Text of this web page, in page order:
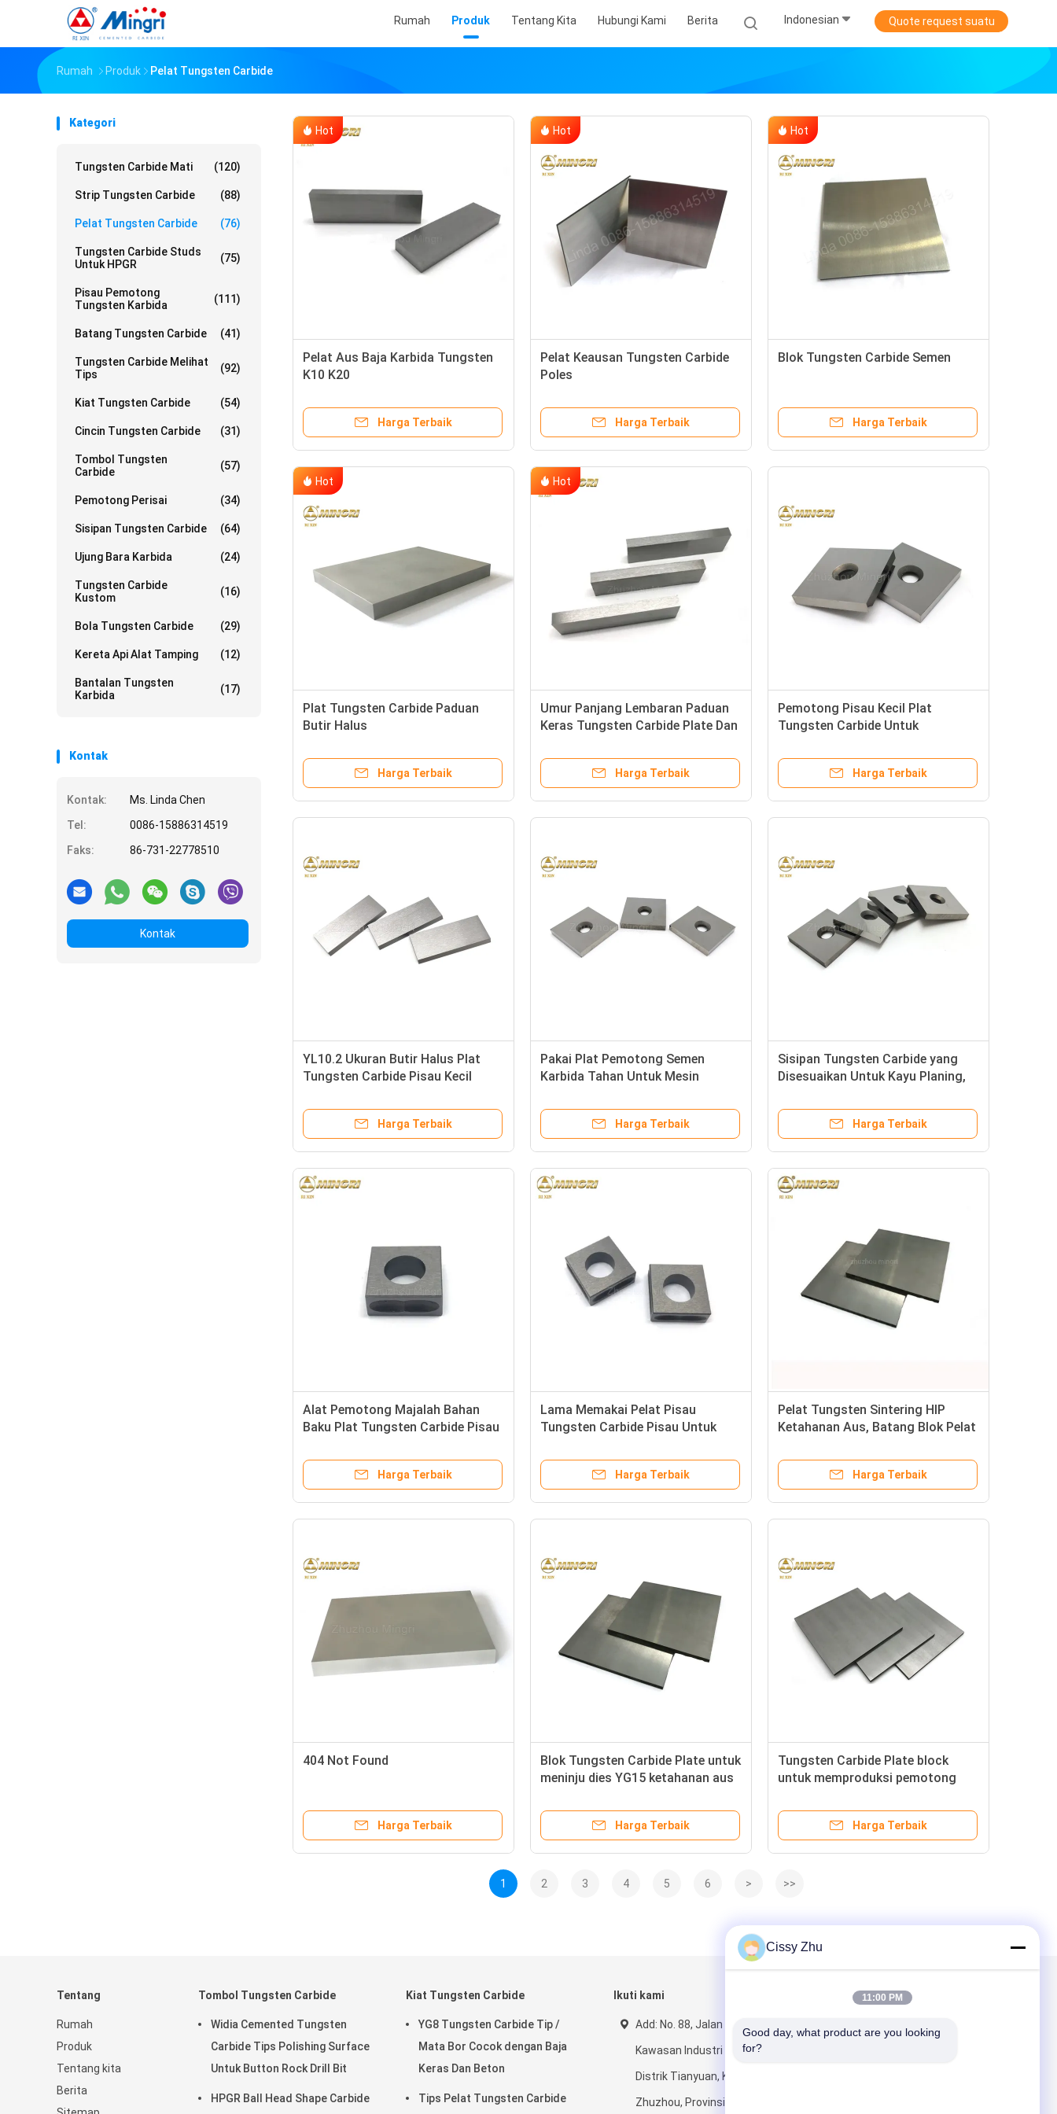
Rumah Produk Tentang Kita Hubungi Kami Berita Indonesian Quote request suatu
Rumah Produk Pelat Tungsten Carbide
Kategori
Tungsten Carbide Mati (120)
Strip Tungsten Carbide (88)
Pelat Tungsten Carbide (76)
Tungsten Carbide Studs
Untuk HPGR
(75)
Pisau Pemotong
Tungsten Karbida
(111)
Batang Tungsten Carbide (41)
Tungsten Carbide Melihat
Tips
(92)
Kiat Tungsten Carbide (54)
Cincin Tungsten Carbide (31)
Tombol Tungsten
Carbide
(57)
Pemotong Perisai (34)
Sisipan Tungsten Carbide (64)
Ujung Bara Karbida (24)
Tungsten Carbide
Kustom
(16)
Bola Tungsten Carbide (29)
Kereta Api Alat Tamping (12)
Bantalan Tungsten
Karbida
(17)
Kontak
Kontak:
Ms. Linda Chen
Tel:
0086-15886314519
Faks:
86-731-22778510
Kontak
Hot
Pelat Aus Baja Karbida Tungsten
K10 K20
Harga Terbaik
Hot
Pelat Keausan Tungsten Carbide
Poles
Harga Terbaik
Hot
Blok Tungsten Carbide Semen
Harga Terbaik
Hot
Plat Tungsten Carbide Paduan
Butir Halus
Harga Terbaik
Hot
Umur Panjang Lembaran Paduan
Keras Tungsten Carbide Plate Dan
Harga Terbaik
Pemotong Pisau Kecil Plat
Tungsten Carbide Untuk
Harga Terbaik
YL10.2 Ukuran Butir Halus Plat
Tungsten Carbide Pisau Kecil
Harga Terbaik
Pakai Plat Pemotong Semen
Karbida Tahan Untuk Mesin
Harga Terbaik
Sisipan Tungsten Carbide yang
Disesuaikan Untuk Kayu Planing,
Kecil
Harga Terbaik
Alat Pemotong Majalah Bahan
Baku Plat Tungsten Carbide Pisau
Harga Terbaik
Lama Memakai Pelat Pisau
Tungsten Carbide Pisau Untuk
Majalah
Harga Terbaik
Pelat Tungsten Sintering HIP
Ketahanan Aus, Batang Blok Pelat
Harga Terbaik
404 Not Found
Harga Terbaik
Blok Tungsten Carbide Plate untuk
meninju dies YG15 ketahanan aus
yang dipoles
Harga Terbaik
Tungsten Carbide Plate block
untuk memproduksi pemotong
YG6A ukuran butiran halus dengan
ketangguhan tinggiHarga Terbaik
1 2 3 4 5 6 > >>
Tentang
Rumah
Produk
Tentang kita
Berita
Tombol Tungsten Carbide
Widia Cemented Tungsten
Carbide Tips Polishing Surface
Untuk Button Rock Drill Bit
HPGR Ball Head Shape Carbide
Kiat Tungsten Carbide
YG8 Tungsten Carbide Tip /
Mata Bor Cocok dengan Baja
Keras Dan Beton
Tips Pelat Tungsten Carbide
Ikuti kami
Add: No. 88, Jalan Mingri,
Kawasan Industri Liyu,
Distrik Tianyuan, Kota
Zhuzhou, Provinsi Hunan.
Kirimkan Kami
Cissy Zhu
11:00 PM
Good day, what product are you looking
for?